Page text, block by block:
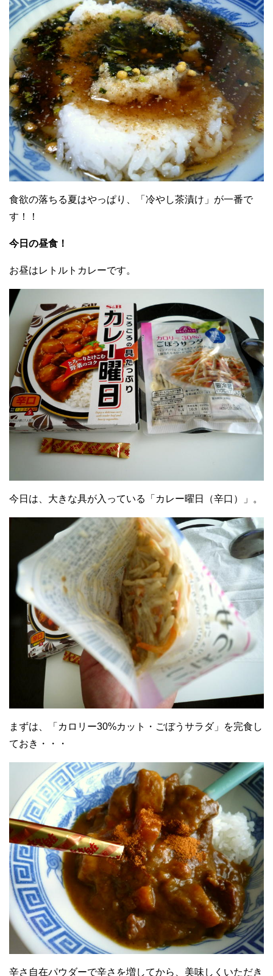
食欲の落ちる夏はやっぱり、「冷やし茶漬け」が一番で
す！！
今日の昼食！
お昼はレトルトカレーです。
今日は、大きな具が入っている「カレー曜日（辛口）」。
まずは、「カロリー30%カット・ごぼうサラダ」を完食し
ておき・・・
辛さ自在パウダーで辛さを増してから、美味しくいただき